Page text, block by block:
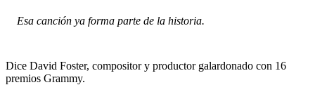
Esa canción ya forma parte de la historia.
Dice David Foster, compositor y productor galardonado con 16
premios Grammy.